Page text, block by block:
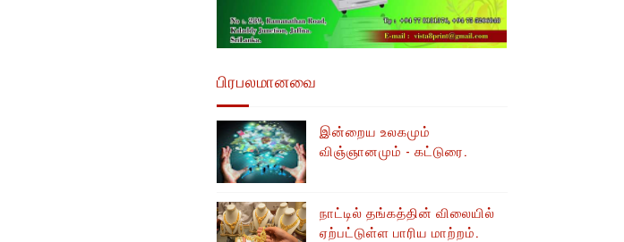
பிரபலமானவை
இன்றைய உலகமும்
விஞ்ஞானமும் - கட்டுரை.
நாட்டில் தங்கத்தின் விலையில்
ஏற்பட்டுள்ள பாரிய மாற்றம்.